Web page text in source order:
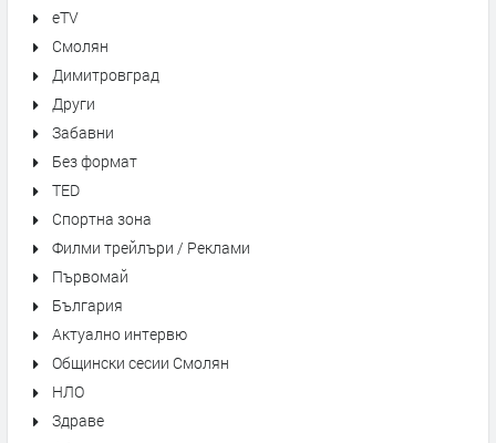
eTV
Смолян
Димитровград
Други
Забавни
Без формат
TED
Спортна зона
Филми трейлъри / Реклами
Първомай
България
Актуално интервю
Общински сесии Смолян
НЛО
Здраве